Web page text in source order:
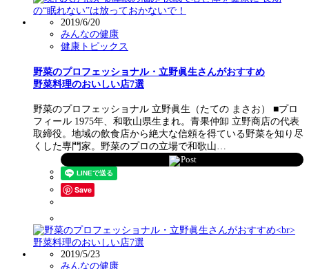
2019/6/20
みんなの健康
健康トピックス
野菜のプロフェッショナル・立野眞生さんがおすすめ
野菜料理のおいしい店7選
野菜のプロフェッショナル 立野眞生（たての まさお） ■プロ
フィール 1975年、和歌山県生まれ。青果仲卸 立野商店の代表
取締役。地域の飲食店から絶大な信頼を得ている野菜を知り尽
くした専門家。野菜のプロの立場で和歌山…
Post
Save
2019/5/23
みんなの健康